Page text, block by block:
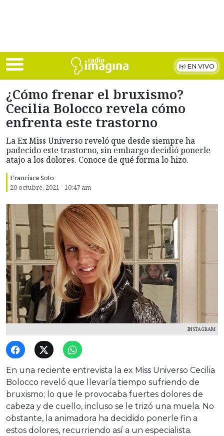
EN VIVO
¿Cómo frenar el bruxismo?
Cecilia Bolocco revela cómo
enfrenta este trastorno
La Ex Miss Universo reveló que desde siempre ha
padecido este trastorno, sin embargo decidió ponerle
atajo a los dolores. Conoce de qué forma lo hizo.
Francisca Soto
20 octubre, 2021 - 10:47 am
INSTAGRAM
En una reciente entrevista la ex Miss Universo Cecilia
Bolocco reveló que llevaría tiempo sufriendo de
bruxismo; lo que le provocaba fuertes dolores de
cabeza y de cuello, incluso se le trizó una muela. No
obstante, la animadora ha decidido ponerle fin a
estos dolores, recurriendo así a un especialista.